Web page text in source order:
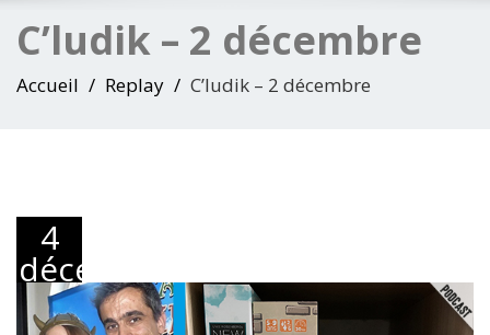
C’ludik – 2 décembre
Accueil Replay C’ludik – 2 décembre
4
décembre
2020